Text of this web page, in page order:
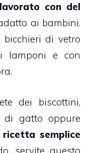
lavorato con del
ai bambini.
di vetro
lamponi e con
dei biscottini,
di gatto oppure
ricetta semplice
servite questo